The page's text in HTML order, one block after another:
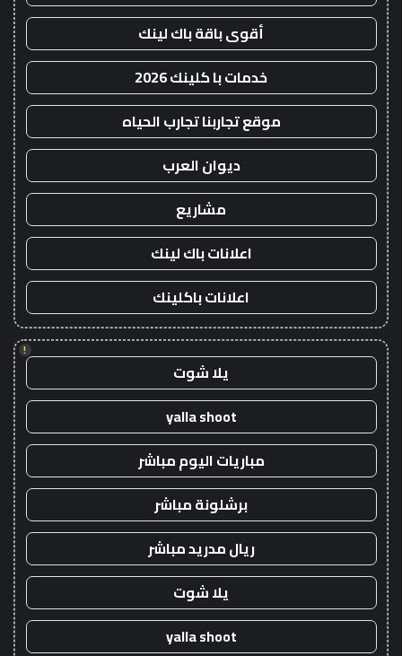
أقوى باقة باك لينك
خدمات با كلينك 2026
موقع تجاربنا تجارب الحياه
ديوان العرب
مشاريع
اعلانات باك لينك
اعلانات باكلينك
!
يلا شوت
yalla shoot
مباريات اليوم مباشر
برشلونة مباشر
ريال مدريد مباشر
يلا شوت
yalla shoot